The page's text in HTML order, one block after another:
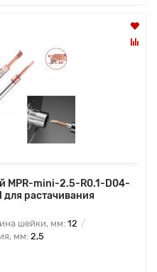
MPR-mini-2.5-R0.1-D04-
для растачивания
шейки, мм: 12
мм: 2,5